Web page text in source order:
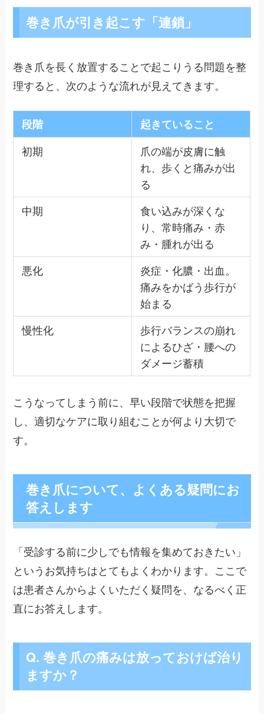
巻き爪が引き起こす「連鎖」
巻き爪を長く放置することで起こりうる問題を整
理すると、次のような流れが見えてきます。
段階
起きていること
初期
爪の端が皮膚に触
れ、歩くと痛みが出
る
中期
食い込みが深くな
り、常時痛み・赤
み・腫れが出る
悪化
炎症・化膿・出血。
痛みをかばう歩行が
始まる
慢性化
歩行バランスの崩れ
によるひざ・腰への
ダメージ蓄積
こうなってしまう前に、早い段階で状態を把握
し、適切なケアに取り組むことが何より大切で
す。
巻き爪について、よくある疑問にお
答えします
「受診する前に少しでも情報を集めておきたい」
というお気持ちはとてもよくわかります。ここで
は患者さんからよくいただく疑問を、なるべく正
直にお答えします。
Q. 巻き爪の痛みは放っておけば治り
ますか？